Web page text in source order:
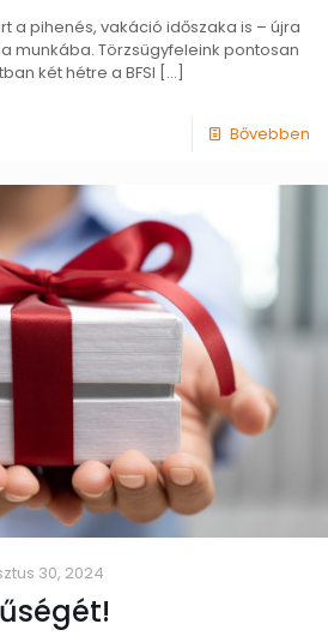
a pihenés, vakáció időszaka is – újra
munkába. Törzsügyfeleink pontosan
két hétre a BFSI […]
Bővebben
30, 2024